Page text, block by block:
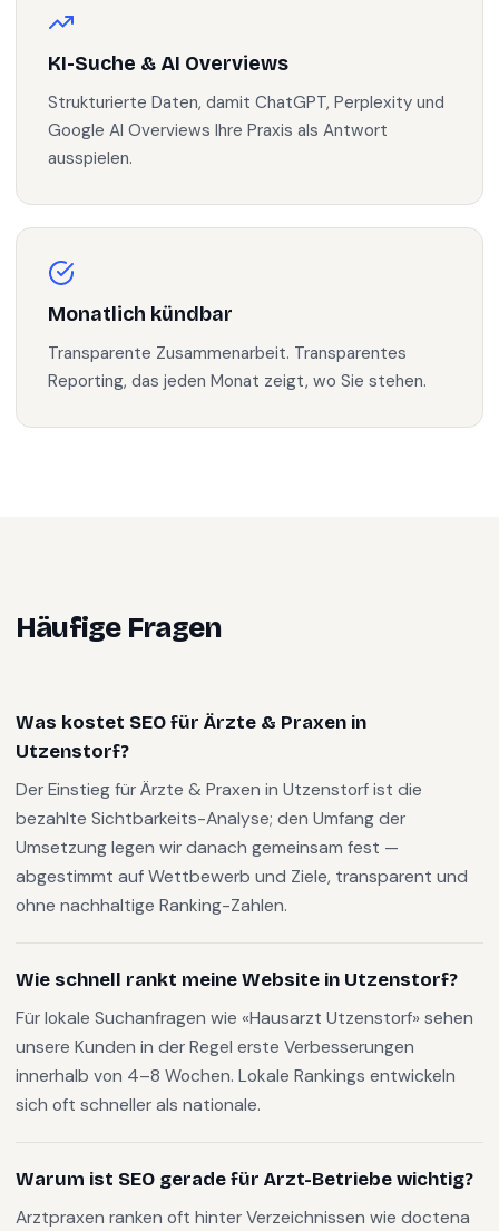
KI-Suche & AI Overviews
Strukturierte Daten, damit ChatGPT, Perplexity und
Google AI Overviews Ihre Praxis als Antwort
ausspielen.
Monatlich kündbar
Transparente Zusammenarbeit. Transparentes
Reporting, das jeden Monat zeigt, wo Sie stehen.
Häufige Fragen
Was kostet SEO für Ärzte & Praxen in
Utzenstorf?
Der Einstieg für Ärzte & Praxen in Utzenstorf ist die
bezahlte Sichtbarkeits-Analyse; den Umfang der
Umsetzung legen wir danach gemeinsam fest —
abgestimmt auf Wettbewerb und Ziele, transparent und
ohne nachhaltige Ranking-Zahlen.
Wie schnell rankt meine Website in Utzenstorf?
Für lokale Suchanfragen wie «Hausarzt Utzenstorf» sehen
unsere Kunden in der Regel erste Verbesserungen
innerhalb von 4–8 Wochen. Lokale Rankings entwickeln
sich oft schneller als nationale.
Warum ist SEO gerade für Arzt-Betriebe wichtig?
Arztpraxen ranken oft hinter Verzeichnissen wie doctena